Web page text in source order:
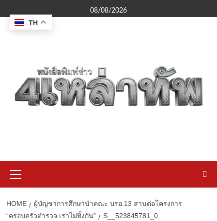
to
content
08/08/2026
Menu
HOME
ผู้บัญชาการศึกษานำคณะ บรอ.13 สานต่อโครงการ
“ครอบครัวตำรวจ เราไม่ทิ้งกัน”
S__523845781_0
TH